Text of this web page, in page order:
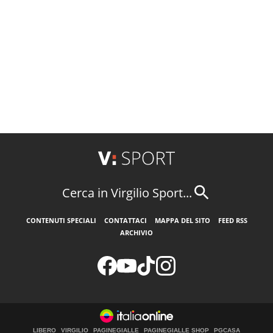
Cerca in Virgilio Sport...
CONTENUTI SPECIALI CONTATTACI MAPPA DEL SITO
FEED RSS
ARCHIVIO
LIBERO VIRGILIO PAGINEGIALLE PAGINEGIALLE SHOP PGCASA